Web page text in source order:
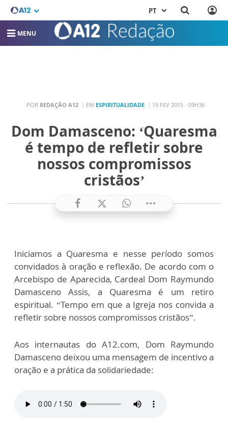
PT
MENU
POR REDAÇÃO A12 EM ESPIRITUALIDADE 19 FEV 2015 - 09H36
Dom Damasceno: ‘Quaresma
é tempo de refletir sobre
nossos compromissos
cristãos’
Iniciamos a Quaresma e nesse período somos
convidados à oração e reflexão. De acordo com o
Arcebispo de Aparecida, Cardeal Dom Raymundo
Damasceno Assis, a Quaresma é um retiro
espiritual. “Tempo em que a Igreja nos convida a
refletir sobre nossos compromissos cristãos”.
Aos internautas do A12.com, Dom Raymundo
Damasceno deixou uma mensagem de incentivo a
oração e a prática da solidariedade: